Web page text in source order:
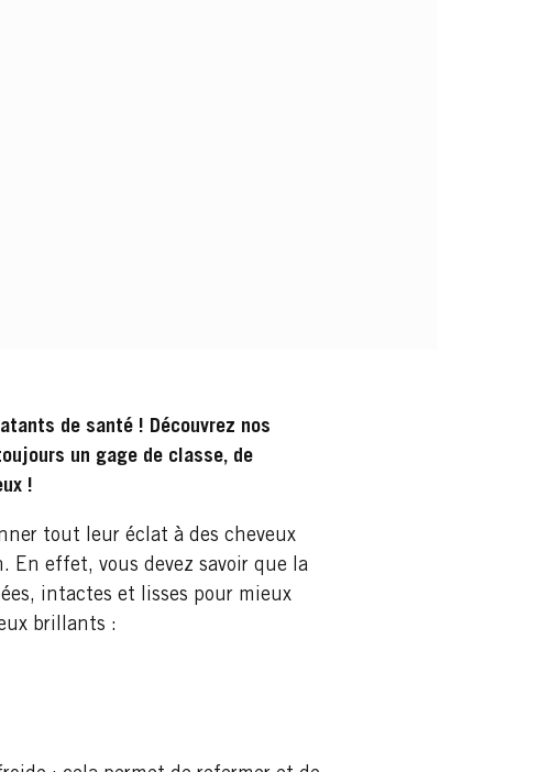
de santé ! Découvrez nos
un gage de classe, de
!
tout leur éclat à des cheveux
En effet, vous devez savoir que la
intactes et lisses pour mieux
brillants :